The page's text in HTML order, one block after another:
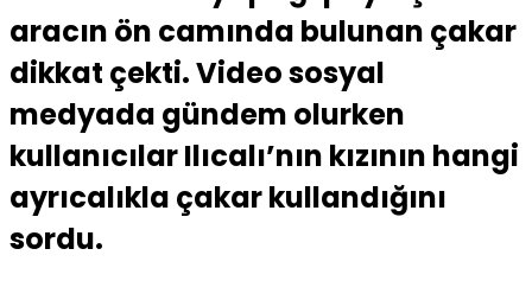
aracın ön camında bulunan çakar
dikkat çekti. Video sosyal
medyada gündem olurken
kullanıcılar Ilıcalı’nın kızının hangi
ayrıcalıkla çakar kullandığını
sordu.